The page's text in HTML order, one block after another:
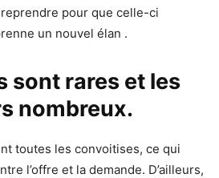
pour que celle-ci
un nouvel élan .
sont rares et les
nombreux.
toutes les convoitises, ce qui
l’offre et la demande. D’ailleurs,